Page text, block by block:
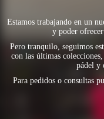
Estamos trabajando en un
y poder
Pero tranquilo, seguimos
con las últimas
pádel y
Para pedidos o consultas